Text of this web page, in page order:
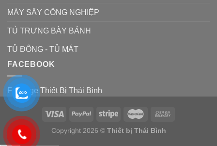
MÁY SẤY CÔNG NGHIỆP
TỦ TRƯNG BÀY BÁNH
TỦ ĐÔNG - TỦ MÁT
FACEBOOK
Fanpage Thiết Bị Thái Bình
Copyright 2026 © Thiết bị Thái Bình